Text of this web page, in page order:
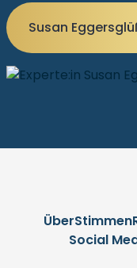
Susan
ÜberStimmen
Social